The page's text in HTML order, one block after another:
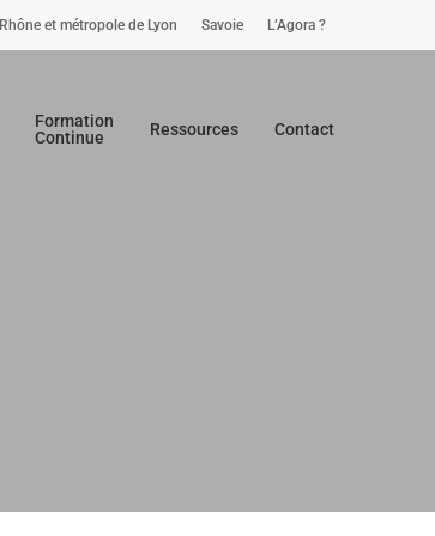
Rhône et métropole de Lyon Savoie L’Agora ?
Formation
Continue
Ressources Contact